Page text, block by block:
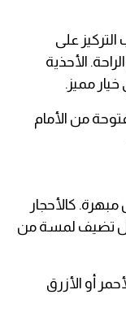
التركيز على
الأحذية
مميز.
من الأمام
كالأحجار
تضيف لمسة من
أو الأزرق